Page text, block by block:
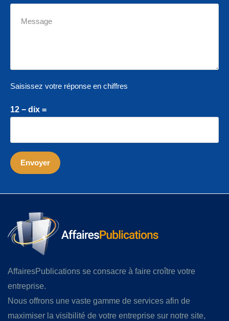
Saisissez votre réponse en chiffres
12 − dix =
AffairesPublications se consacre à faire croître votre
entreprise.
Nous offrons une vaste gamme de services afin de
maximiser la visibilité de votre entreprise sur notre site,